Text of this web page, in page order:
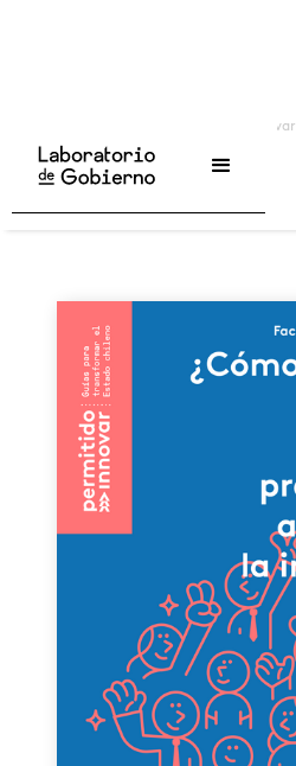
Guías Permitido Innovar